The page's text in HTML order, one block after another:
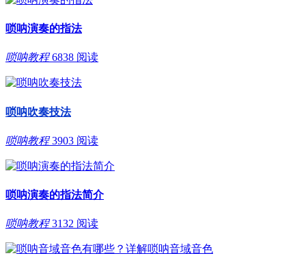
唢呐演奏的指法
唢呐教程 6838 阅读
唢呐吹奏技法
唢呐教程 3903 阅读
唢呐演奏的指法简介
唢呐教程 3132 阅读